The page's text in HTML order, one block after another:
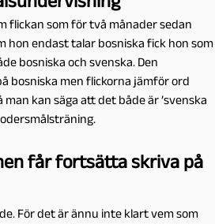
flickan som för två månader sedan
hon endast talar bosniska fick hon som
bosniska och svenska. Den
bosniska men flickorna jämför ord
man kan säga att det både är ’svenska
får fortsätta skriva på
För det är ännu inte klart vem som